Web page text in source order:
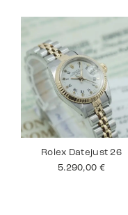
Rolex Datejust 26
5.290,00 €